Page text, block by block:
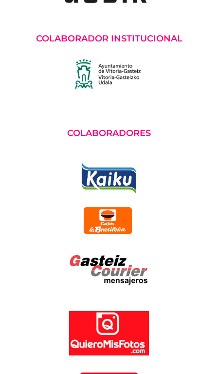
COLABORADOR INSTITUCIONAL
COLABORADORES